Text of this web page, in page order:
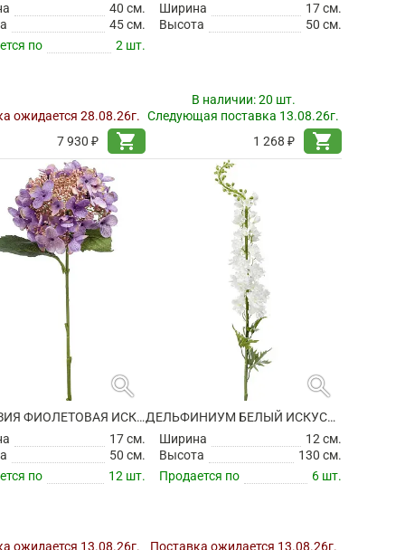
40 см.
45 см.
по
2 шт.
ожидается 28.08.26г.
7 930 ₽
shopping_cart
Ширина
17 см.
Высота
50 см.
В наличии:20 шт.
Следующая поставка 13.08.26г.
1 268 ₽
shopping_cart
search
ГОРТЕНЗИЯ ФИОЛЕТОВАЯ ИСКУССТВЕННАЯ
17 см.
50 см.
по
12 шт.
ожидается 13.08.26г.
search
ДЕЛЬФИНИУМ БЕЛЫЙ ИСКУССТВЕННЫЙ
Ширина
12 см.
Высота
130 см.
Продается по
6 шт.
Поставка ожидается 13.08.26г.